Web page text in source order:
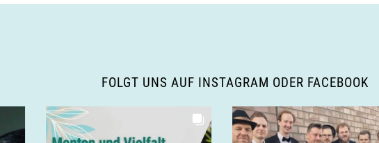
FOLGT UNS AUF INSTAGRAM ODER FACEBOOK